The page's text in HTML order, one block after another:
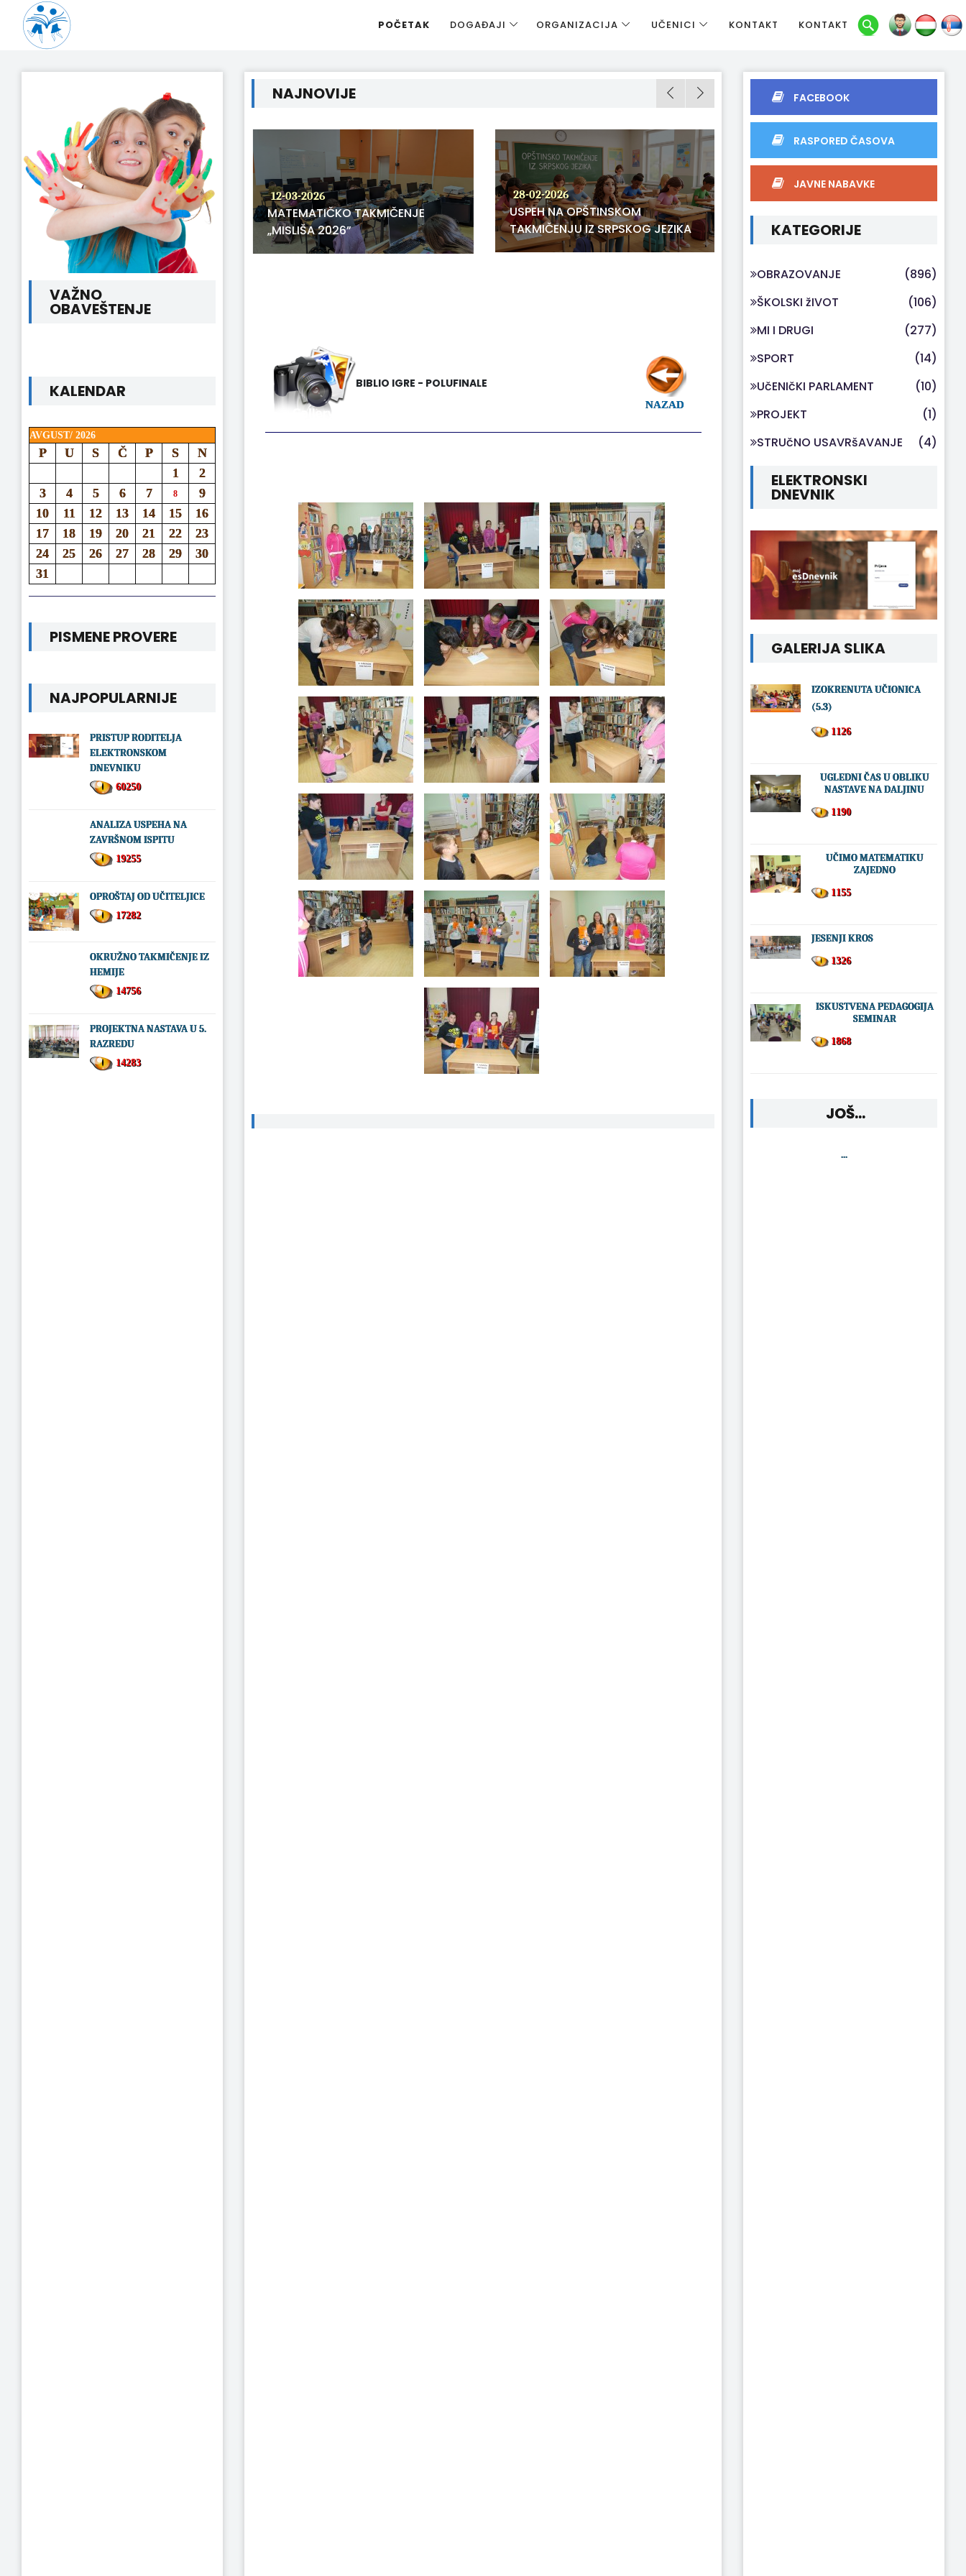
POČETAK DOGAĐAJI ORGANIZACIJA UČENICI KONTAKT KONTAKT
VAŽNO
OBAVEŠTENJE
KALENDAR
AVGUST/ 2026
P U S Č P S
N
1
2
3
4 5 6 7 8
9
10
11 12 13 14 15
16
17
18 19 20 21 22
23
24
25 26 27 28 29
30
31
PISMENE PROVERE
NAJPOPULARNIJE
PRISTUP RODITELJA
ELEKTRONSKOM
DNEVNIKU
60250
ANALIZA USPEHA NA
ZAVRŠNOM ISPITU
19255
OPROŠTAJ OD UČITELJICE
17282
OKRUŽNO TAKMIČENJE IZ
HEMIJE
14756
PROJEKTNA NASTAVA U 5.
RAZREDU
14283
NAJNOVIJE
15-03-2026
OKRUŽNO TAKMIČENJE IZ
ENGLESKOG JEZIKA
12-03-2026
MATEMATIČKO TAKMIČENJE
„MISLIŠA 2026”
28-02-2026
USPEH NA OPŠTINSKOM
TAKMIČENJU IZ SRPSKOG JEZIKA
18-02-2026
MATERNJEG JEZIKA
BIBLIO IGRE - POLUFINALE
NAZAD
FACEBOOK
RASPORED ČASOVA
JAVNE NABAVKE
KATEGORIJE
OBRAZOVANJE
(896)
ŠKOLSKI žIVOT
(106)
MI I DRUGI
(277)
SPORT
(14)
UčENIčKI PARLAMENT
(10)
PROJEKT
(1)
STRUčNO USAVRšAVANJE
(4)
ELEKTRONSKI
DNEVNIK
GALERIJA SLIKA
IZOKRENUTA UČIONICA
(5.3)
1126
UGLEDNI ČAS U OBLIKU
NASTAVE NA DALJINU
1190
UČIMO MATEMATIKU
ZAJEDNO
1155
JESENJI KROS
1326
ISKUSTVENA PEDAGOGIJA
SEMINAR
1868
JOŠ...
...